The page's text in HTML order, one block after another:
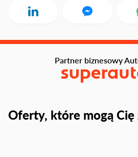
Oferty, które mogą
Partner biznesowy